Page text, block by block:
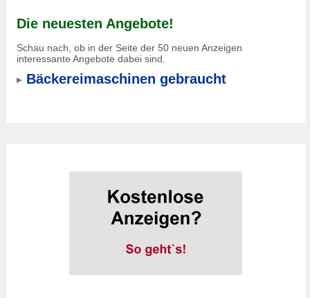
Die neuesten Angebote!
Schau nach, ob in der Seite der 50 neuen Anzeigen
interessante Angebote dabei sind.
Bäckereimaschinen gebraucht